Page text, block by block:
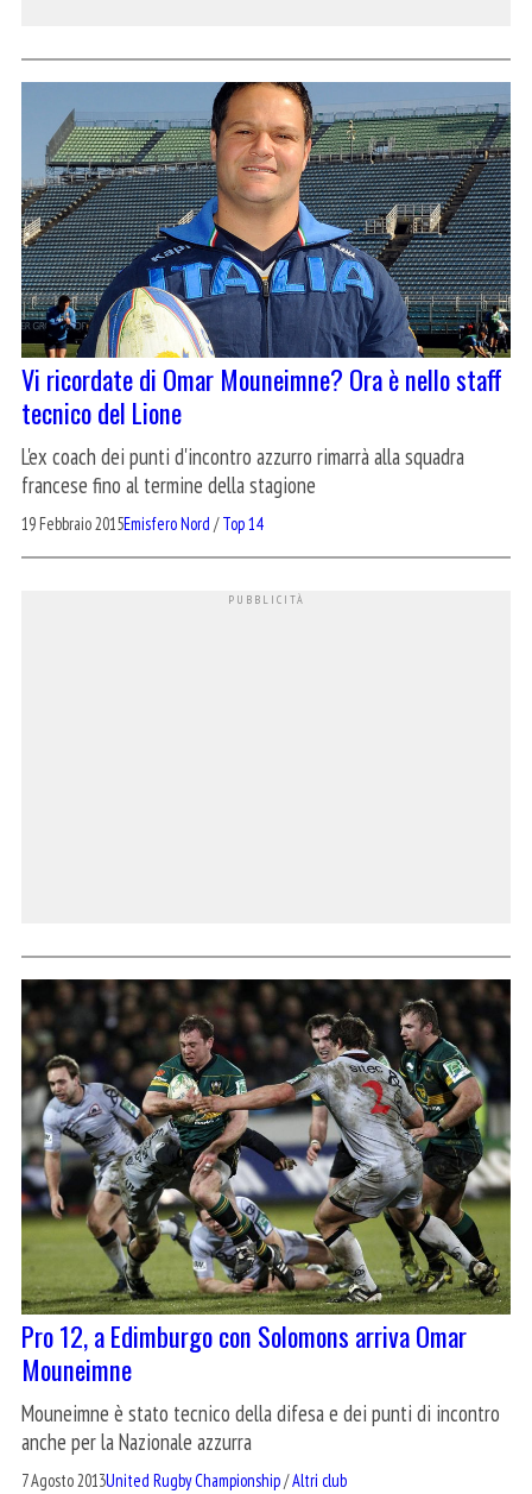
Vi ricordate di Omar Mouneimne? Ora è nello staff
tecnico del Lione
L'ex coach dei punti d'incontro azzurro rimarrà alla squadra
francese fino al termine della stagione
19 Febbraio 2015Emisfero Nord /Top 14
Pro 12, a Edimburgo con Solomons arriva Omar
Mouneimne
Mouneimne è stato tecnico della difesa e dei punti di incontro
anche per la Nazionale azzurra
7 Agosto 2013United Rugby Championship/Altri club